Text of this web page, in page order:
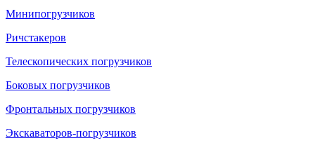
Минипогрузчиков
Ричстакеров
Телескопических погрузчиков
Боковых погрузчиков
Фронтальных погрузчиков
Экскаваторов-погрузчиков